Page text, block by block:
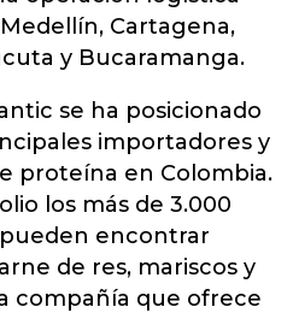
Cartagena,
y Bucaramanga.
se ha posicionado
importadores y
proteína en Colombia.
los más de 3.000
encontrar
de res, mariscos y
compañía que ofrece